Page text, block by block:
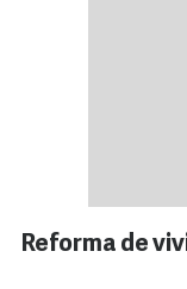
Reforma de